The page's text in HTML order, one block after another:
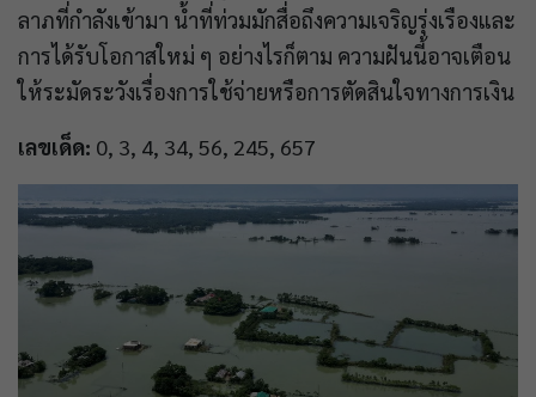
ลาภที่กำลังเข้ามา น้ำที่ท่วมมักสื่อถึงความเจริญรุ่งเรืองและ
การได้รับโอกาสใหม่ ๆ อย่างไรก็ตาม ความฝันนี้อาจเตือน
ให้ระมัดระวังเรื่องการใช้จ่ายหรือการตัดสินใจทางการเงิน
เลขเด็ด: 0, 3, 4, 34, 56, 245, 657